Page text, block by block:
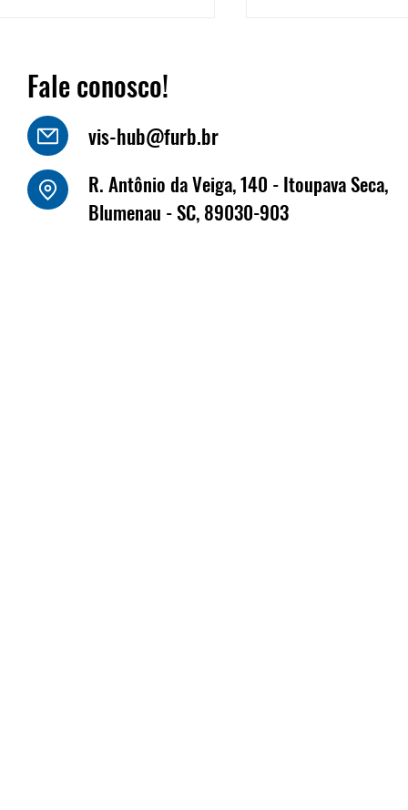
Luiz Kornely - HBSIS
Fritz Müller marca
na Fenabrave,
Fale conosco!
vis-hub@furb.br
R. Antônio da Veiga, 140 - Itoupava Seca,
Blumenau - SC, 89030-903